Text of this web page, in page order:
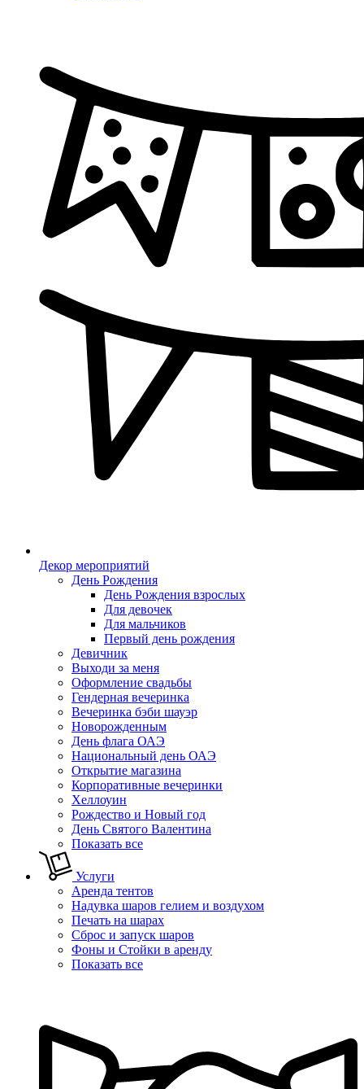
Декор мероприятий
День Рождения
День Рождения взрослых
Для девочек
Для мальчиков
Первый день рождения
Девичник
Выходи за меня
Оформление свадьбы
Гендерная вечеринка
Вечеринка бэби шауэр
Новорожденным
День флага ОАЭ
Национальный день ОАЭ
Открытие магазина
Корпоративные вечеринки
Хеллоуин
Рождество и Новый год
День Святого Валентина
Показать все
Услуги
Аренда тентов
Надувка шаров гелием и воздухом
Печать на шарах
Сброс и запуск шаров
Фоны и Стойки в аренду
Показать все